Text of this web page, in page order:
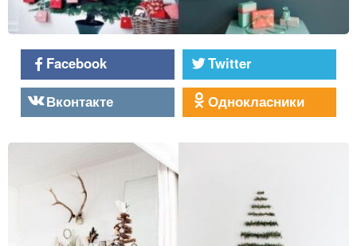
Facebook
Twitter
Вконтакте
Однокласники